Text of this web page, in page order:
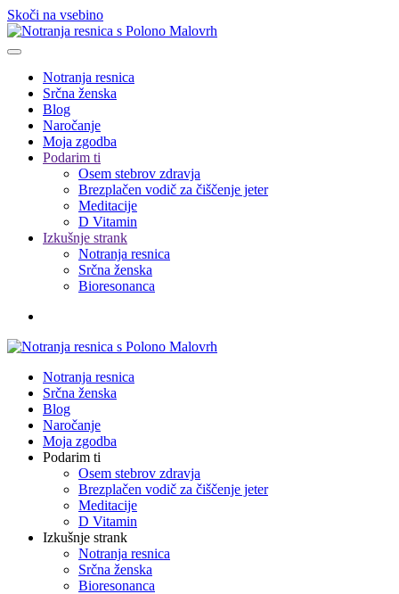
Skoči na vsebino
Notranja resnica
Srčna ženska
Blog
Naročanje
Moja zgodba
Podarim ti
Osem stebrov zdravja
Brezplačen vodič za čiščenje jeter
Meditacije
D Vitamin
Izkušnje strank
Notranja resnica
Srčna ženska
Bioresonanca
Notranja resnica
Srčna ženska
Blog
Naročanje
Moja zgodba
Podarim ti
Osem stebrov zdravja
Brezplačen vodič za čiščenje jeter
Meditacije
D Vitamin
Izkušnje strank
Notranja resnica
Srčna ženska
Bioresonanca